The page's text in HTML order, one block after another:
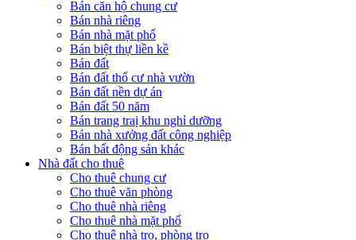
Bán căn hộ chung cư
Bán nhà riêng
Bán nhà mặt phố
Bán biệt thự liền kề
Bán đất
Bán đất thổ cư nhà vườn
Bán đất nền dự án
Bán đất 50 năm
Bán trang traị khu nghỉ dưỡng
Bán nhà xưởng đất công nghiệp
Bán bất động sản khác
Nhà đất cho thuê
Cho thuê chung cư
Cho thuê văn phòng
Cho thuê nhà riêng
Cho thuê nhà mặt phố
Cho thuê nhà trọ, phòng trọ